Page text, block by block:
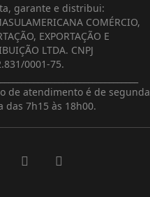
garante e distribui:
COMÉRCIO,
EXPORTAÇÃO E
LTDA. CNPJ
0001-75.
de atendimento é de segunda
das 7h15 às 18h00.